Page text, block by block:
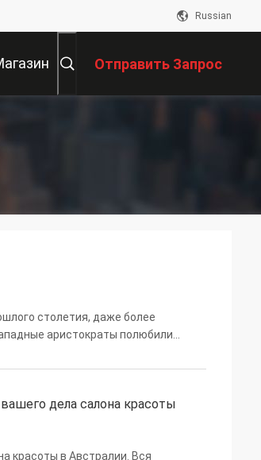
Russian
Отправить Запрос
столетия, даже более
аристократы полюбили
дела салона красоты
красоты в Австралии. Вся